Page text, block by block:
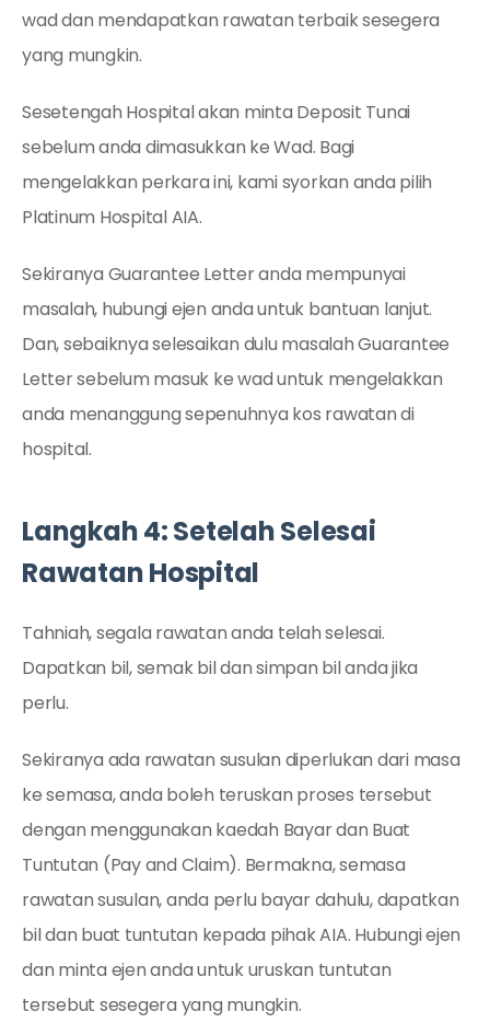
wad dan mendapatkan rawatan terbaik sesegera
yang mungkin.
Sesetengah Hospital akan minta Deposit Tunai
sebelum anda dimasukkan ke Wad. Bagi
mengelakkan perkara ini, kami syorkan anda pilih
Platinum Hospital AIA.
Sekiranya Guarantee Letter anda mempunyai
masalah, hubungi ejen anda untuk bantuan lanjut.
Dan, sebaiknya selesaikan dulu masalah Guarantee
Letter sebelum masuk ke wad untuk mengelakkan
anda menanggung sepenuhnya kos rawatan di
hospital.
Langkah 4: Setelah Selesai
Rawatan Hospital
Tahniah, segala rawatan anda telah selesai.
Dapatkan bil, semak bil dan simpan bil anda jika
perlu.
Sekiranya ada rawatan susulan diperlukan dari masa
ke semasa, anda boleh teruskan proses tersebut
dengan menggunakan kaedah Bayar dan Buat
Tuntutan (Pay and Claim). Bermakna, semasa
rawatan susulan, anda perlu bayar dahulu, dapatkan
bil dan buat tuntutan kepada pihak AIA. Hubungi ejen
dan minta ejen anda untuk uruskan tuntutan
tersebut sesegera yang mungkin.